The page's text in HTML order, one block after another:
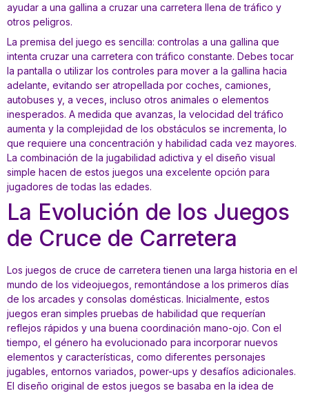
ayudar a una gallina a cruzar una carretera llena de tráfico y
otros peligros.
La premisa del juego es sencilla: controlas a una gallina que
intenta cruzar una carretera con tráfico constante. Debes tocar
la pantalla o utilizar los controles para mover a la gallina hacia
adelante, evitando ser atropellada por coches, camiones,
autobuses y, a veces, incluso otros animales o elementos
inesperados. A medida que avanzas, la velocidad del tráfico
aumenta y la complejidad de los obstáculos se incrementa, lo
que requiere una concentración y habilidad cada vez mayores.
La combinación de la jugabilidad adictiva y el diseño visual
simple hacen de estos juegos una excelente opción para
jugadores de todas las edades.
La Evolución de los Juegos
de Cruce de Carretera
Los juegos de cruce de carretera tienen una larga historia en el
mundo de los videojuegos, remontándose a los primeros días
de los arcades y consolas domésticas. Inicialmente, estos
juegos eran simples pruebas de habilidad que requerían
reflejos rápidos y una buena coordinación mano-ojo. Con el
tiempo, el género ha evolucionado para incorporar nuevos
elementos y características, como diferentes personajes
jugables, entornos variados, power-ups y desafíos adicionales.
El diseño original de estos juegos se basaba en la idea de